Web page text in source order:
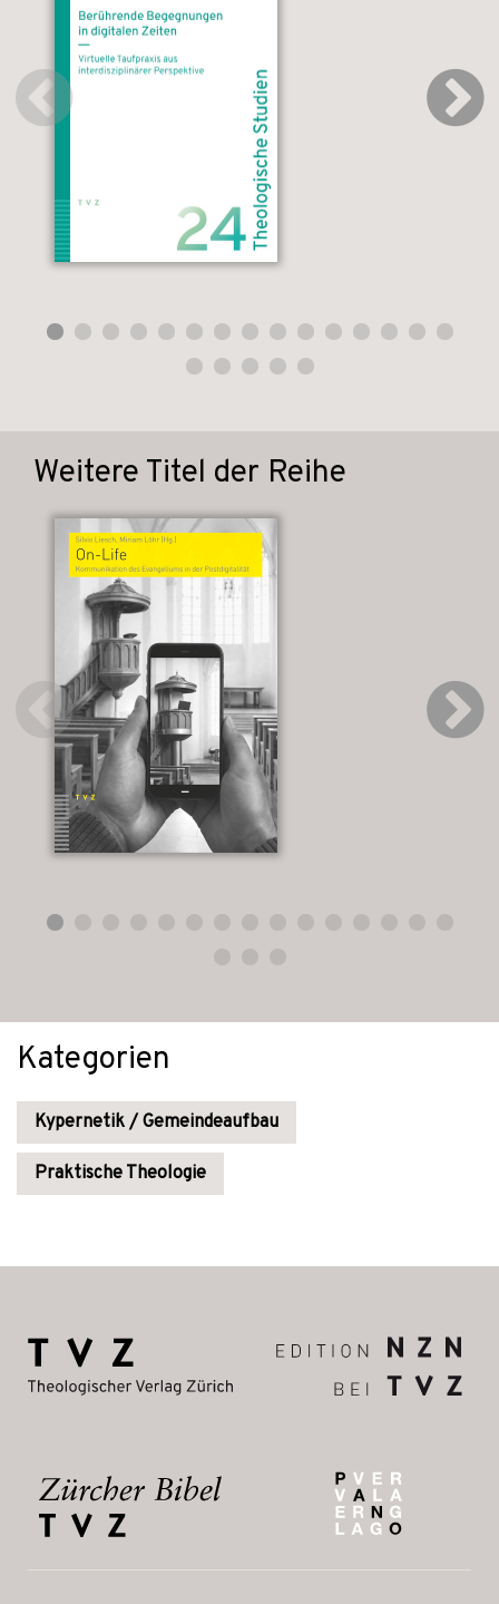
Weitere Titel der Reihe
Kategorien
Kypernetik / Gemeindeaufbau
Praktische Theologie